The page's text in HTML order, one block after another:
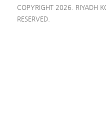
COPYRIGHT 2026. RIYADH
RESERVED.